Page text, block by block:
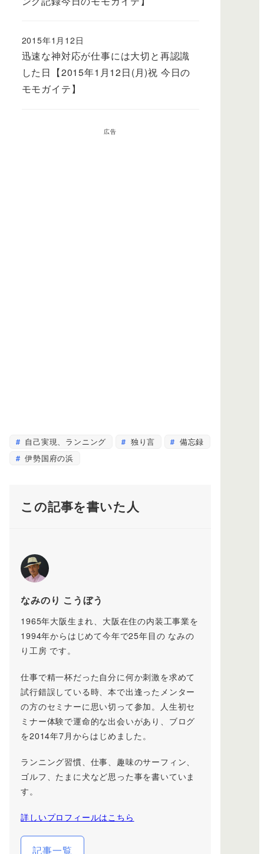
迅速な神対応が仕事には大切と再認識
した日【2015年1月12日(月)祝 今日の
モモガイテ】
2015年1月12日
広告
自己実現、ランニング 独り言
備忘録
伊勢国府の浜
この記事を書いた人
なみのり こうぼう
1965年大阪生まれ、大阪在住の内装工事業を
1994年からはじめて今年で25年目の なみの
り工房 です。
仕事で精一杯だった自分に何か刺激を求めて
試行錯誤している時、本で出逢ったメンター
の方のセミナーに思い切って参加。人生初セ
ミナー体験で運命的な出会いがあり、ブログ
を2014年7月からはじめました。
ランニング習慣、仕事、趣味のサーフィン、
ゴルフ、たまに犬など思った事を書いていま
す。
詳しいプロフィールはこちら
記事一覧